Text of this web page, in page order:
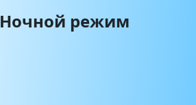
Ночной режим